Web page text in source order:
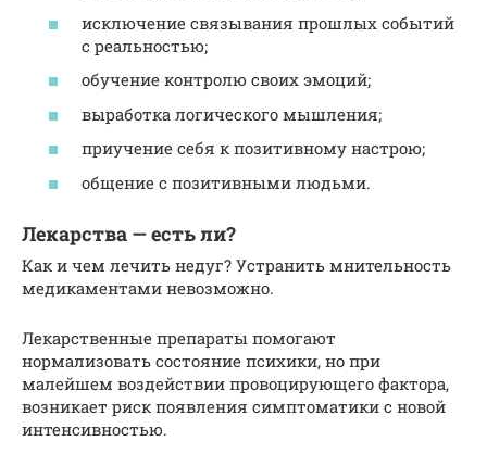
исключение связывания прошлых событий
с реальностью;
обучение контролю своих эмоций;
выработка логического мышления;
приучение себя к позитивному настрою;
общение с позитивными людьми.
Лекарства — есть ли?
Как и чем лечить недуг? Устранить мнительность
медикаментами невозможно.
Лекарственные препараты помогают
нормализовать состояние психики, но при
малейшем воздействии провоцирующего фактора,
возникает риск появления симптоматики с новой
интенсивностью.